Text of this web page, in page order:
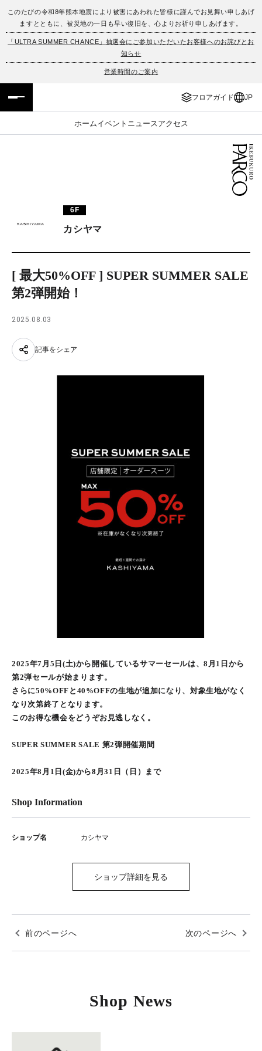
このたびの令和8年熊本地震により被害にあわれた皆様に謹んでお見舞い申しあげ
ますとともに、被災地の一日も早い復旧を、心よりお祈り申しあげます。
「ULTRA SUMMER CHANCE」抽選会にご参加いただいたお客様へのお詫びとお
知らせ
営業時間のご案内
フロアガイド JP
ホームイベント ニュース アクセス
フロアガイド
施設案内・アクセス
PARCOメンバーズ
ENGLISH
繁体字
6F
カシヤマ
[ 最大50%OFF ] SUPER SUMMER SALE
第2弾開始！
2025.08.03
記事をシェア
2025年7月5日(土)から開催しているサマーセールは、8月1日から
第2弾セールが始まります。
さらに50%OFFと40%OFFの生地が追加になり、対象生地がなく
なり次第終了となります。
このお得な機会をどうぞお見逃しなく。
SUPER SUMMER SALE 第2弾開催期間
2025年8月1日(金)から8月31日（日）まで
Shop Information
ショップ名 カシヤマ
ショップ詳細を見る
前のページへ 次のページへ
Shop News